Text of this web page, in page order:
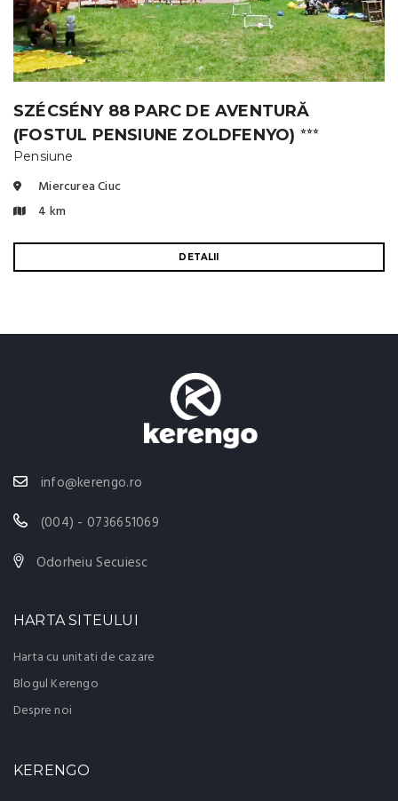
SZÉCSÉNY 88 PARC DE AVENTURĂ
(FOSTUL PENSIUNE ZOLDFENYO)
⭐⭐⭐
Pensiune
Miercurea Ciuc
4 km
DETALII
info@kerengo.ro
(004) - 0736651069
Odorheiu Secuiesc
HARTA SITEULUI
Harta cu unitati de cazare
Blogul Kerengo
Despre noi
KERENGO